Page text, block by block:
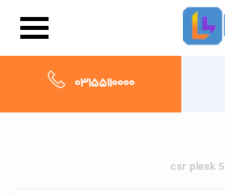
03155110000
csr plesk 5